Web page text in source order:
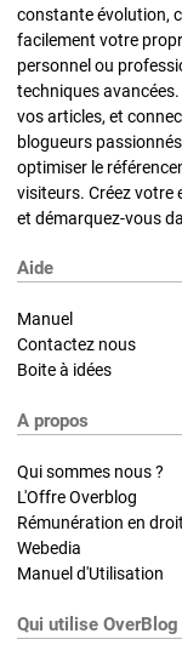
constante évolution,
facilement votre
personnel ou
techniques
vos articles, et
blogueurs
optimiser le
visiteurs. Créez votre
et démarquez-vous
Aide
Manuel
Contactez nous
Boite à idées
A propos
Qui sommes nous ?
L'Offre Overblog
Rémunération en
Webedia
Manuel d'Utilisation
Qui utilise OverBlog